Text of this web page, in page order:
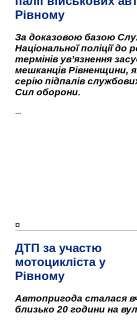
Рівному
За доказовою базою
Національної поліції до
термінів ув’язнення
мешканців Рівненщини,
серію підпалів
Сил оборони.
...
¤
ДТП за участю
мотоцикліста у
Рівному
Автопригода сталася
близько 20 години на